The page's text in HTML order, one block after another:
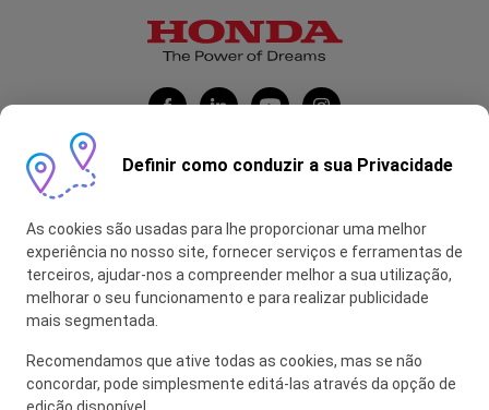
Honda Portugal Automóveis
Contas Feitas
myHONDA
Glossário
Definir como conduzir a sua Privacidade
As cookies são usadas para lhe proporcionar uma melhor
experiência no nosso site, fornecer serviços e ferramentas de
terceiros, ajudar-nos a compreender melhor a sua utilização,
melhorar o seu funcionamento e para realizar publicidade
mais segmentada.
Recomendamos que ative todas as cookies, mas se não
concordar, pode simplesmente editá-las através da opção de